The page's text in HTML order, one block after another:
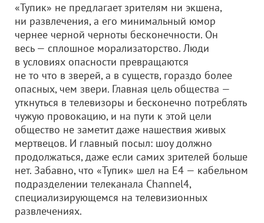
«Тупик» не предлагает зрителям ни экшена,
ни развлечения, а его минимальный юмор
чернее черной черноты бесконечности. Он
весь — сплошное морализаторство. Люди
в условиях опасности превращаются
не то что в зверей, а в существ, гораздо более
опасных, чем звери. Главная цель общества —
уткнуться в телевизоры и бесконечно потреблять
чужую провокацию, и на пути к этой цели
общество не заметит даже нашествия живых
мертвецов. И главный посыл: шоу должно
продолжаться, даже если самих зрителей больше
нет. Забавно, что «Тупик» шел на E4 — кабельном
подразделении телеканала Channel4,
специализирующемся на телевизионных
развлечениях.